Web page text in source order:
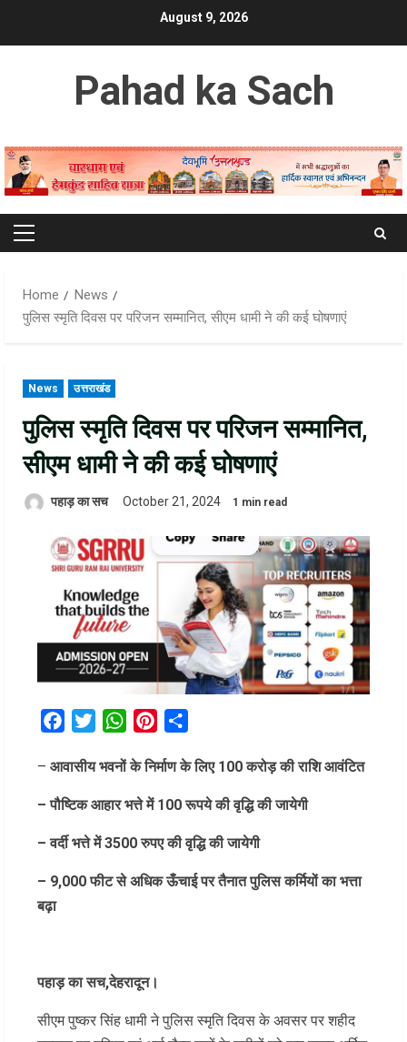
August 9, 2026
Pahad ka Sach
Primary
Home
News
पुलिस स्मृति दिवस पर परिजन सम्मानित, सीएम धामी ने की कई घोषणाएं
News उत्तराखंड
पुलिस स्मृति दिवस पर परिजन सम्मानित,
सीएम धामी ने की कई घोषणाएं
पहाड़ का सच October 21, 2024 1 min read
FacebookTwitterWhatsAppPinterest
– आवासीय भवनों के निर्माण के लिए 100 करोड़ की राशि आवंटित
– पौष्टिक आहार भत्ते में 100 रूपये की वृद्धि की जायेगी
– वर्दी भत्ते में 3500 रुपए की वृद्धि की जायेगी
– 9,000 फीट से अधिक ऊँचाई पर तैनात पुलिस कर्मियों का भत्ता
बढ़ा
पहाड़ का सच,देहरादून।
सीएम पुष्कर सिंह धामी ने पुलिस स्मृति दिवस के अवसर पर शहीद